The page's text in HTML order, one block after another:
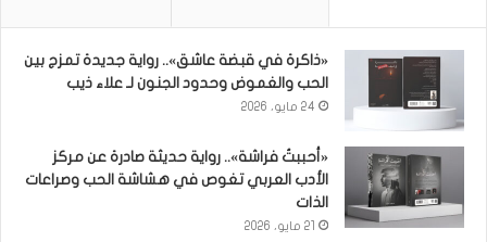
«ذاكرة في قبضة عاشق».. رواية جديدة تمزج بين
الحب والغموض وحدود الجنون لـ علاء ذيب
24 مايو، 2026
«أحببتُ فراشة».. رواية حديثة صادرة عن مركز
الأدب العربي تغوص في هشاشة الحب وصراعات
الذات
21 مايو، 2026